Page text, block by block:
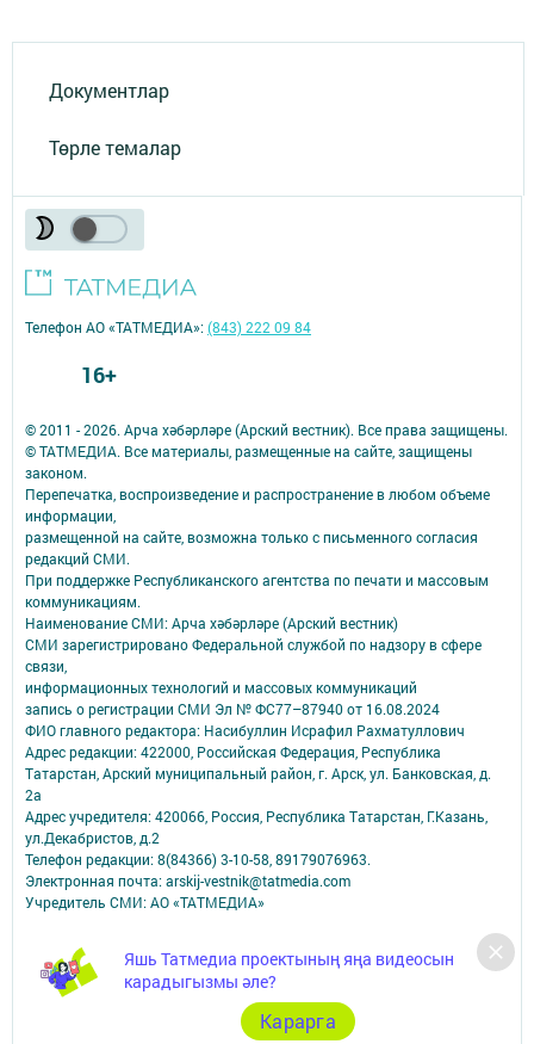
Документлар
Төрле темалар
Яшь Татмедиа проектының яңа видеосын
карадыгызмы әле?
Карарга
© 2011 - 2026. Арча хәбәрләре (Арский вестник). Все права защищены.
© ТАТМЕДИА. Все материалы, размещенные на сайте, защищены
законом.
Перепечатка, воспроизведение и распространение в любом объеме
информации,
размещенной на сайте, возможна только с письменного согласия
редакций СМИ.
При поддержке Республиканского агентства по печати и массовым
коммуникациям.
Наименование СМИ: Арча хәбәрләре (Арский вестник)
СМИ зарегистрировано Федеральной службой по надзору в сфере
связи,
информационных технологий и массовых коммуникаций
запись о регистрации СМИ Эл № ФС77–87940 от 16.08.2024
ФИО главного редактора: Насибуллин Исрафил Рахматуллович
Адрес редакции: 422000, Российская Федерация, Республика
Татарстан, Арский муниципальный район, г. Арск, ул. Банковская, д.
2а
Адрес учредителя: 420066, Россия, Республика Татарстан, Г.Казань,
ул.Декабристов, д.2
Телефон редакции: 8(84366) 3-10-58, 89179076963.
Электронная почта: arskij-vestnik@tatmedia.com
Учредитель СМИ: АО «ТАТМЕДИА»
Антикоррупционная политика
АО «ТАТМЕДИА» использует «cookie»для персонализации сервисов и
удобства пользователей сайтом.
Использование «cookie» можно отменить в настройках браузера.
Политика конфиденциальности
Телефон АО «ТАТМЕДИА»:(843) 222 09 84
16+